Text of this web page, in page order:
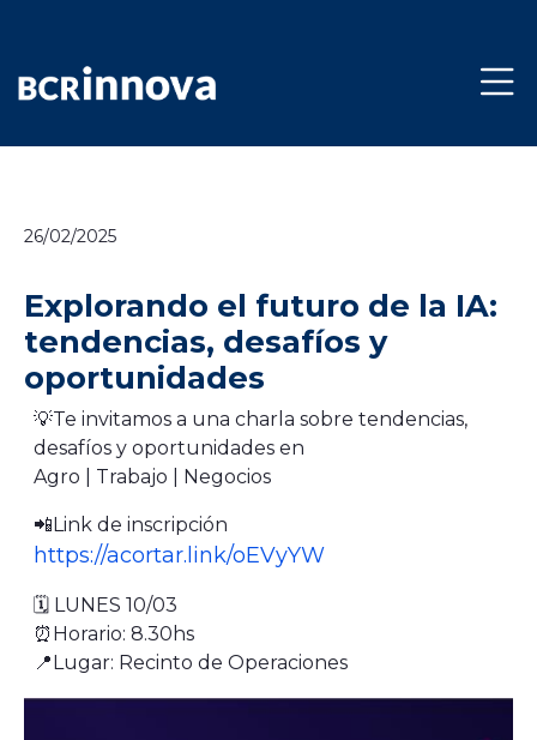
Pasar al contenido principal
Navegacion Principal Mobile
26/02/2025
Explorando el futuro de la IA:
tendencias, desafíos y
oportunidades
💡Te invitamos a una charla sobre tendencias,
desafíos y oportunidades en
Agro | Trabajo | Negocios
📲Link de inscripción
https://acortar.link/oEVyYW
🗓️ LUNES 10/03
⏰Horario: 8.30hs
📍Lugar: Recinto de Operaciones